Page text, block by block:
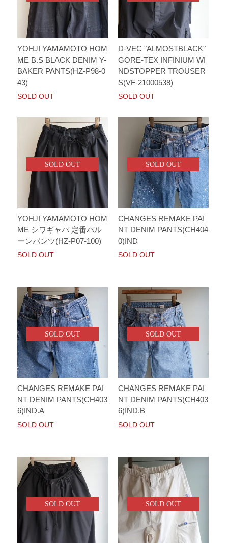
YOHJI YAMAMOTO HOM
ME B.S BLACK DENIM Y-
BAKER PANTS(HZ-P98-0
43)
SOLD OUT
D-VEC "ALMOSTBLACK"
GORE-TEX INFINIUM WI
NDSTOPPER TROUSER
S(VF-21000538)
SOLD OUT
SOLD OUT
YOHJI YAMAMOTO HOM
ME シワギャバ 定番バル
ーンパンツ(HZ-P07-100)
SOLD OUT
SOLD OUT
CHANGES REMAKE PAI
NT DENIM PANTS(CH404
0)IND
SOLD OUT
SOLD OUT
CHANGES REMAKE PAI
NT DENIM PANTS(CH403
6)IND.A
SOLD OUT
SOLD OUT
CHANGES REMAKE PAI
NT DENIM PANTS(CH403
6)IND.B
SOLD OUT
SOLD OUT SOLD OUT